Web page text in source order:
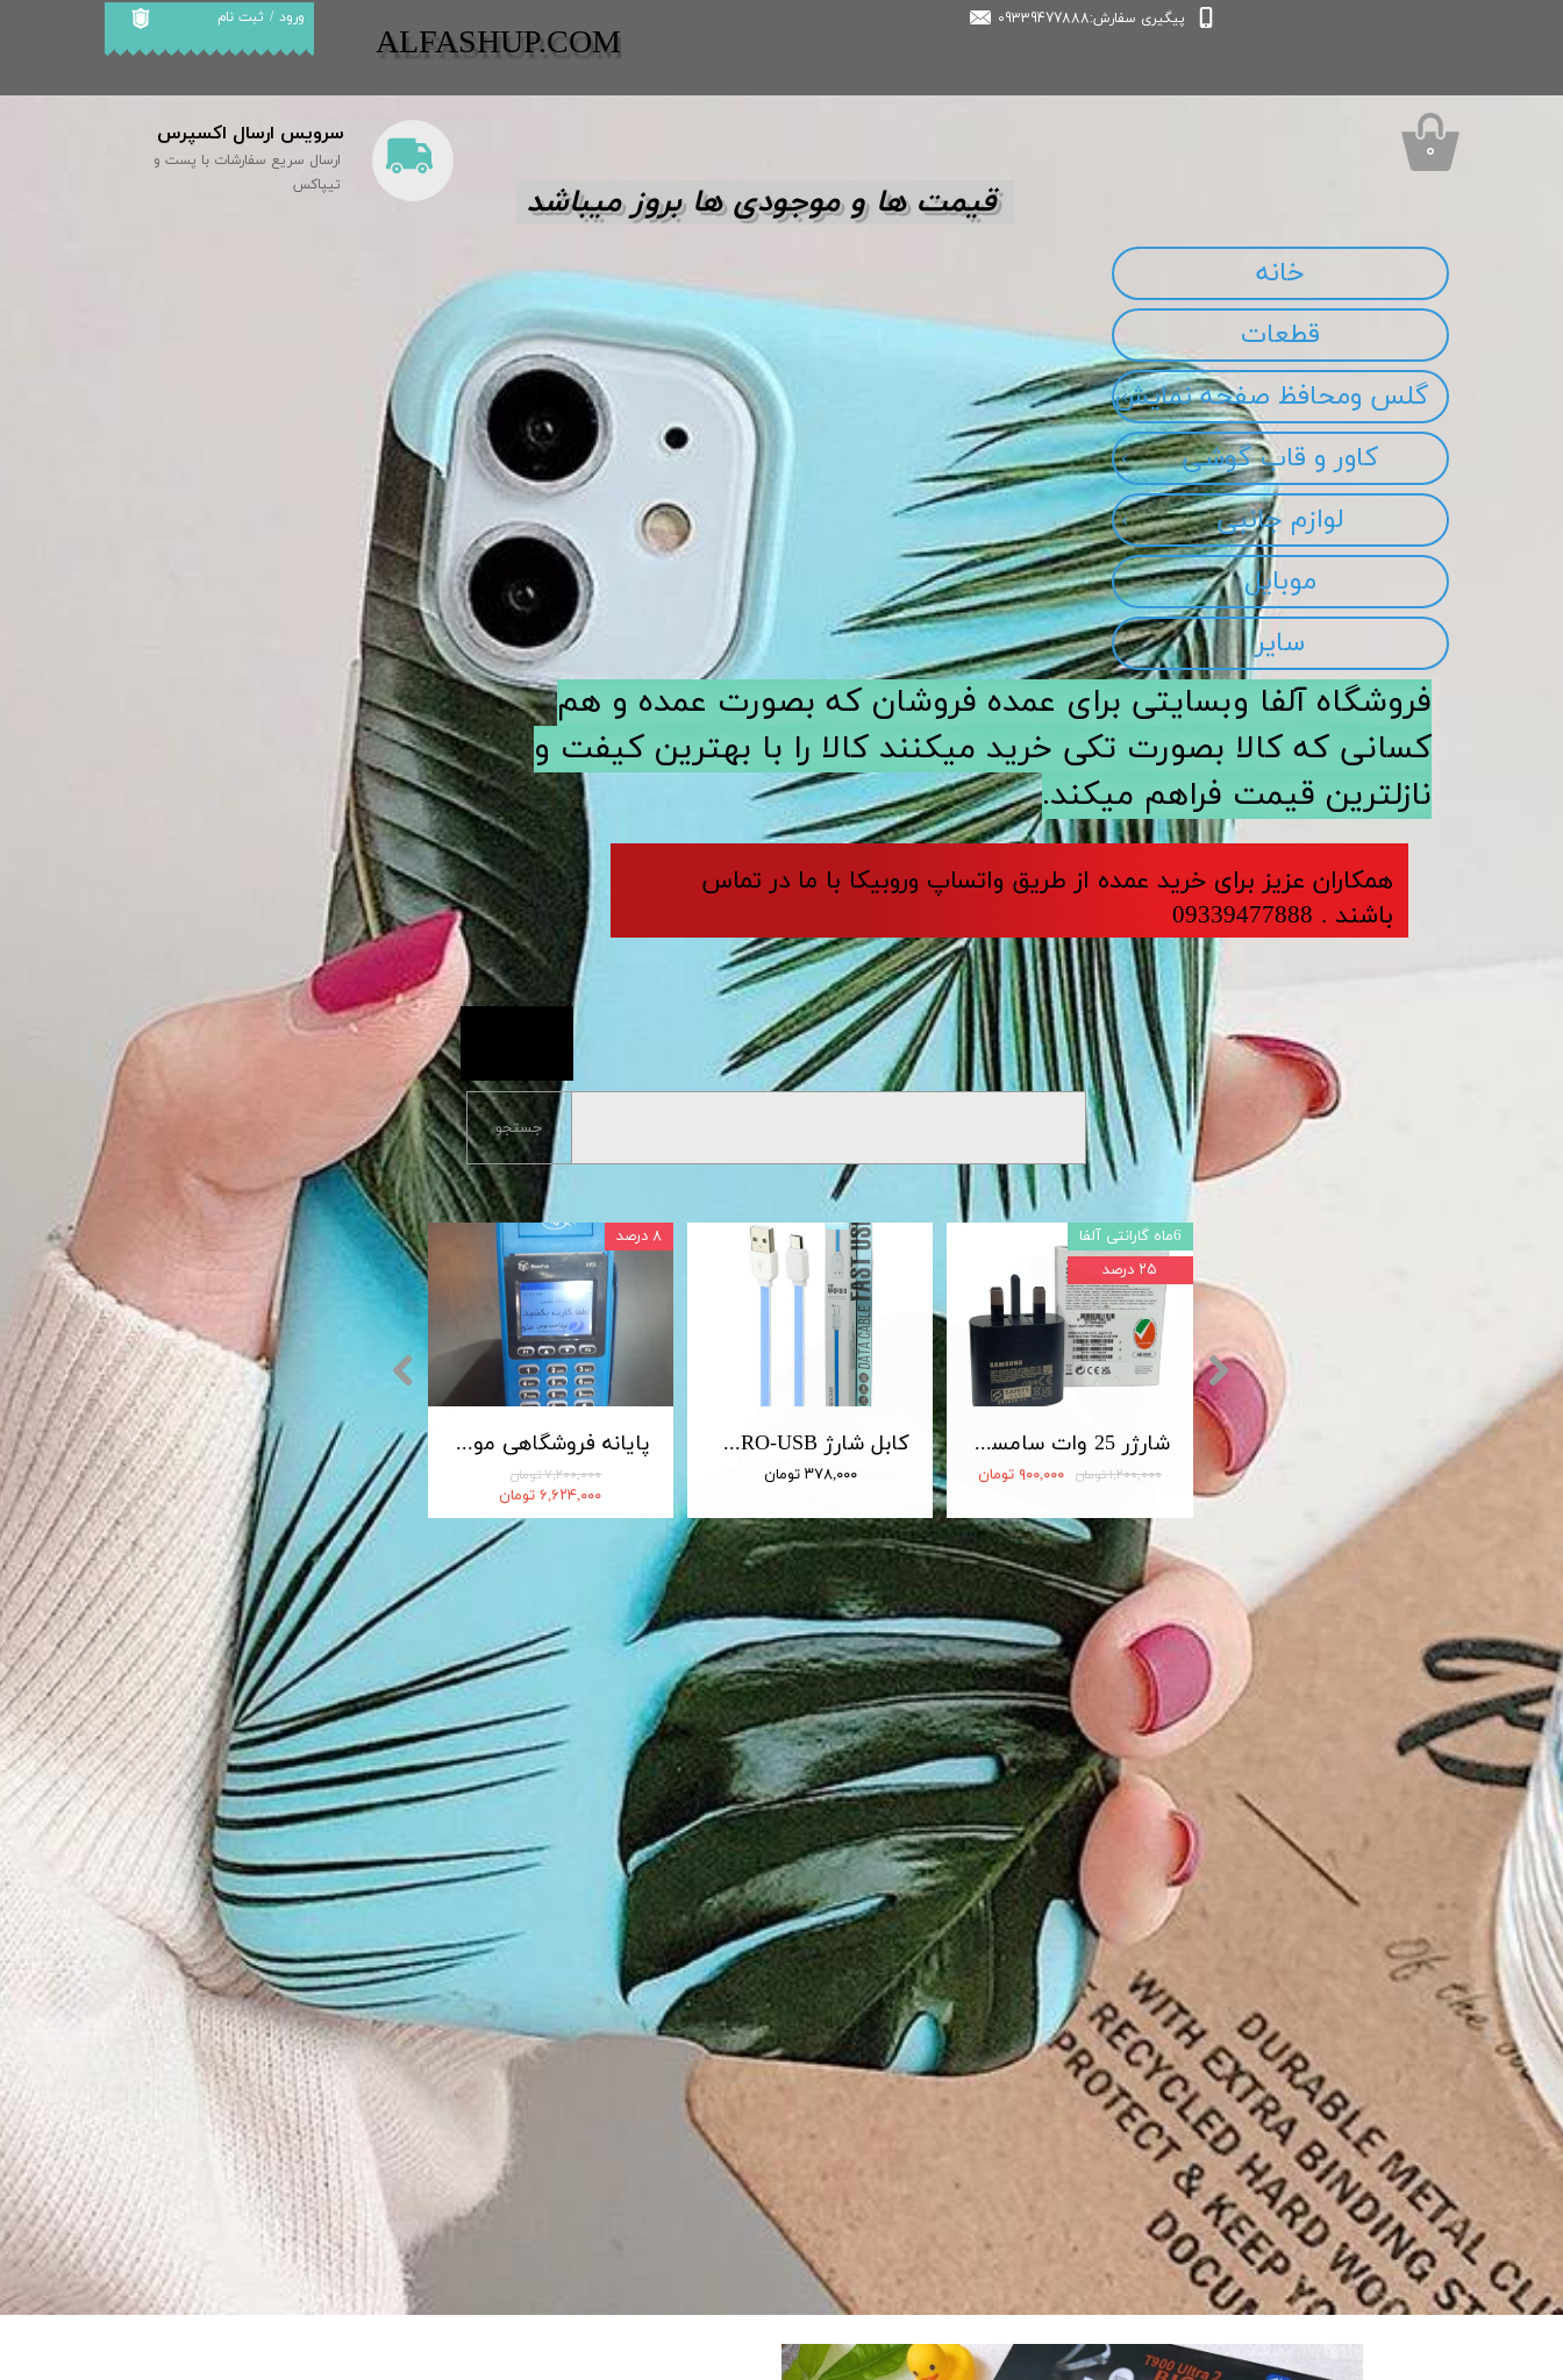
سرویس ارسال اکسپرس
ارسال سریع سفارشات با پست و
تیپاکس
پیگیری سفارش:09339477888 ورود / ثبت نام
حساب کاربری من
تغییر گذر واژه
سفارشات
​​ALFASHUP.COM
خانه
قطعات
گلس ومحافظ صفحه نمایش
کاور و قاب گوشی
لوازم جانبی
موبایل
سایر
۰
پایانه فروشگاهی مورفان MoreFun مدل H9
۷,۲۰۰,۰۰۰ تومان
۶,۶۲۴,۰۰۰ تومان
۸ درصد
کابل شارژ MICRO-USB اندروید LDNIO الدینیو مدل XS-07 متراژ 1 متر
۳۷۸,۰۰۰ تومان
شارژر 25 وات سامسونگ اصلی 25W Travel Adapter
۱,۲۰۰,۰۰۰ تومان ۹۰۰,۰۰۰ تومان
6ماه گارانتی آلفا
۲۵ درصد
مبدل OTG تایپ سی لایت دار USB3
جستجو
​​فروشگاه آلفا وبسایتی برای عمده فروشان که بصورت عمده و هم
کسانی که کالا بصورت تکی خرید میکنند کالا را با بهترین کیفت و
نازلترین قیمت فراهم میکند.
​​​همکاران عزیز برای خرید عمده از طریق واتساپ وروبیکا با ما در تماس
باشند . 09339477888
قیمت ها و موجودی ها بروز میباشد